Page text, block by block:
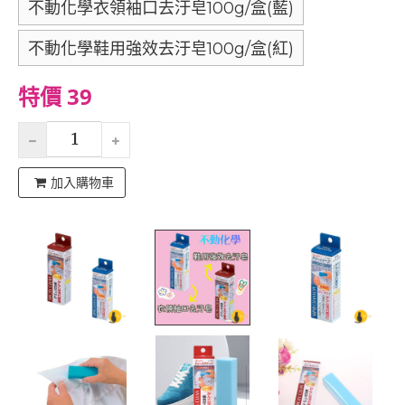
不動化學衣領袖口去汙皂100g/盒(藍)
不動化學鞋用強效去汙皂100g/盒(紅)
特價 39
加入購物車